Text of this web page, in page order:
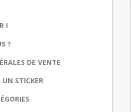
!
?
DE VENTE
STICKER